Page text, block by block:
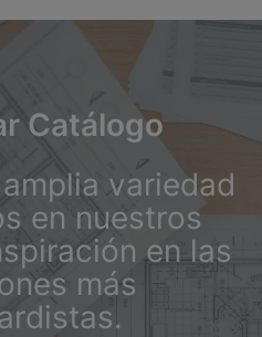
Catálogo
variedad
en nuestros
en las
más